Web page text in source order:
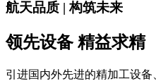
航天品质 | 构筑未来
领先设备 精益求精
引进国内外先进的精加工设